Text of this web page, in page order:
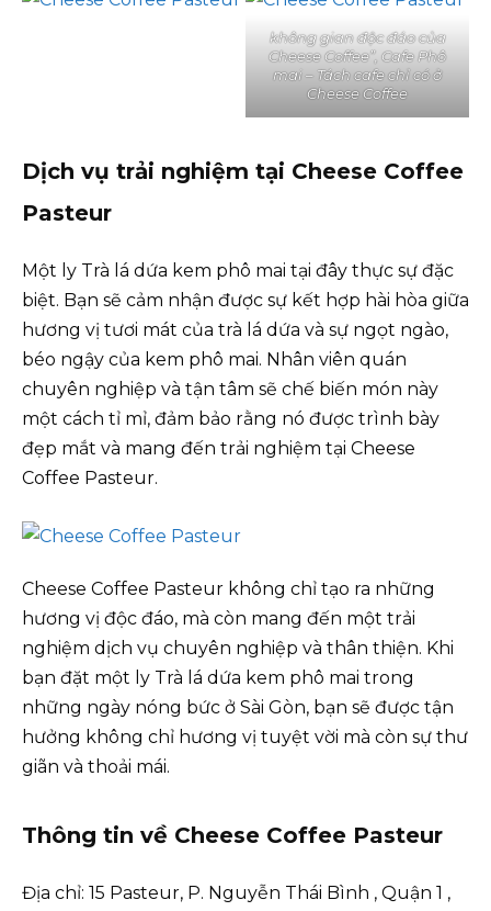
không gian độc đáo của
Cheese Coffee”, Cafe Phô
mai – Tách cafe chỉ có ở
Cheese Coffee
Dịch vụ trải nghiệm tại Cheese Coffee
Pasteur
Một ly Trà lá dứa kem phô mai tại đây thực sự đặc
biệt. Bạn sẽ cảm nhận được sự kết hợp hài hòa giữa
hương vị tươi mát của trà lá dứa và sự ngọt ngào,
béo ngậy của kem phô mai. Nhân viên quán
chuyên nghiệp và tận tâm sẽ chế biến món này
một cách tỉ mỉ, đảm bảo rằng nó được trình bày
đẹp mắt và mang đến trải nghiệm tại Cheese
Coffee Pasteur.
Cheese Coffee Pasteur không chỉ tạo ra những
hương vị độc đáo, mà còn mang đến một trải
nghiệm dịch vụ chuyên nghiệp và thân thiện. Khi
bạn đặt một ly Trà lá dứa kem phô mai trong
những ngày nóng bức ở Sài Gòn, bạn sẽ được tận
hưởng không chỉ hương vị tuyệt vời mà còn sự thư
giãn và thoải mái.
Thông tin về Cheese Coffee Pasteur
Địa chỉ: 15 Pasteur, P. Nguyễn Thái Bình , Quận 1 ,